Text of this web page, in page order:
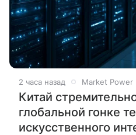
2 часа назад Market Power
Китай
глобальной гонке
искусственного